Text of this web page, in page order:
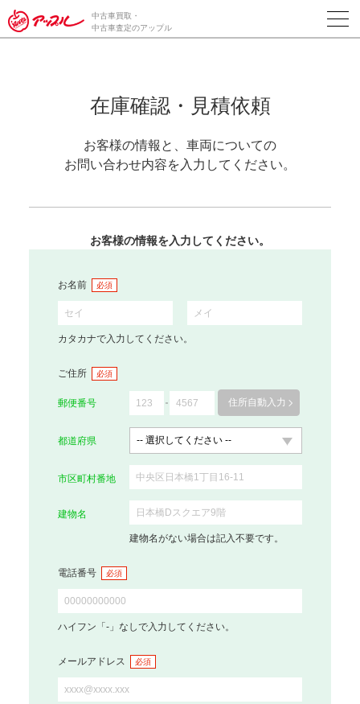
中古車買取・
中古車査定のアップル
在庫確認・見積依頼
お客様の情報と、車両についての
お問い合わせ内容を入力してください。
お客様の情報を入力してください。
お名前 必須
カタカナで入力してください。
ご住所 必須
郵便番号 住所自動入力
都道府県
市区町村番地
建物名
建物名がない場合は記入不要です。
電話番号 必須
ハイフン「-」なしで入力してください。
メールアドレス 必須